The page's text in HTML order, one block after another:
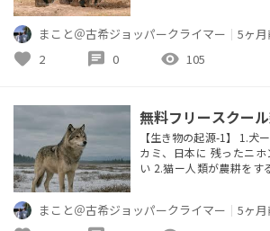
まこと＠古希ジョッパークライマー ｜ 5ヶ
favorite 2 chat 0 visibility 105
無料フリースクー
【生き物の起源-1】 1.犬
カミ、日本に 残ったニ
い 2.猫ー人類が農耕をす
グマ ・クマ亜科は更にヒ
まこと＠古希ジョッパークライマー ｜ 5ヶ